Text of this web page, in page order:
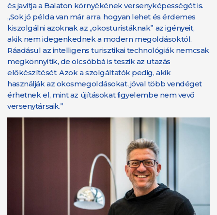
és javítja a Balaton környékének versenyképességét is.
„Sok jó példa van már arra, hogyan lehet és érdemes
kiszolgálni azoknak az „okosturistáknak” az igényeit,
akik nem idegenkednek a modern megoldásoktól.
Ráadásul az intelligens turisztikai technológiák nemcsak
megkönnyítik, de olcsóbbá is teszik az utazás
előkészítését. Azok a szolgáltatók pedig, akik
használják az okosmegoldásokat, jóval több vendéget
érhetnek el, mint az újításokat figyelembe nem vevő
versenytársaik.”